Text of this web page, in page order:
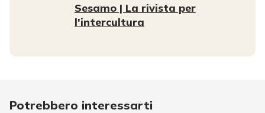
Sesamo | La rivista per
l'intercultura
Potrebbero interessarti